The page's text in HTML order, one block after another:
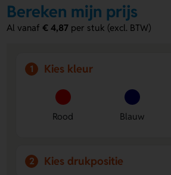
vraag een prijs op.
Voordelen van de Jute tas
Ruim en praktisch:
strandtas voor dagelijks gebruik.
Opvallend te bedrukken:laat een
ontwerp plaatsen op de Voorzijde
Fijn draagcomfort:
de korte
Bereken mijn prijs
Al vanaf€ 4,87 per stuk (excl. BTW)
1 Kies kleur
Rood Blauw
2 Kies drukpositie